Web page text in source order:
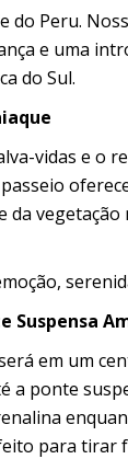
do Peru.
e uma
do Sul.
vidas e o
Suspensa
em um
a ponte
para tirar